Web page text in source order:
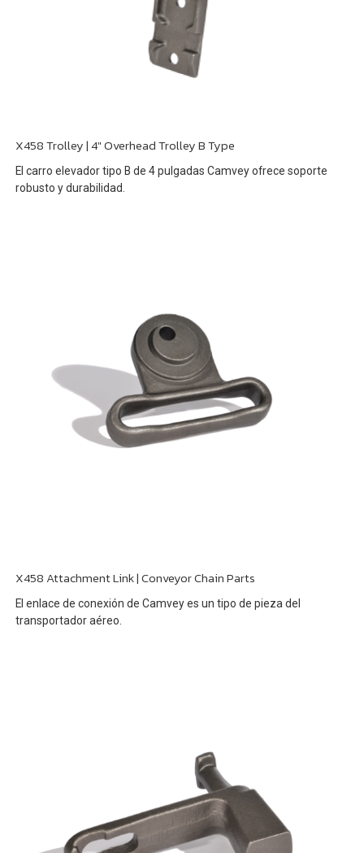
X458 Trolley | 4" Overhead Trolley B Type
El carro elevador tipo B de 4 pulgadas Camvey ofrece soporte
robusto y durabilidad.
X458 Attachment Link | Conveyor Chain Parts
El enlace de conexión de Camvey es un tipo de pieza del
transportador aéreo.